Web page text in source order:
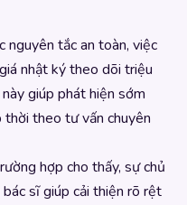
nguyên tắc an toàn, việc
nhật ký theo dõi triệu
giúp phát hiện sớm
theo tư vấn chuyên
hợp cho thấy, sự chủ
sĩ giúp cải thiện rõ rệt